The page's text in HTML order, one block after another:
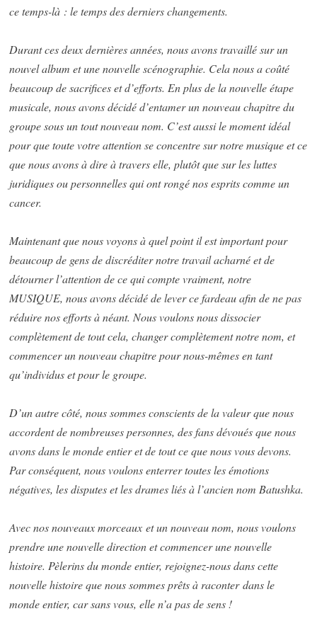
ce temps-là : le temps des derniers changements.
Durant ces deux dernières années, nous avons travaillé sur un
nouvel album et une nouvelle scénographie. Cela nous a coûté
beaucoup de sacrifices et d’efforts. En plus de la nouvelle étape
musicale, nous avons décidé d’entamer un nouveau chapitre du
groupe sous un tout nouveau nom. C’est aussi le moment idéal
pour que toute votre attention se concentre sur notre musique et ce
que nous avons à dire à travers elle, plutôt que sur les luttes
juridiques ou personnelles qui ont rongé nos esprits comme un
cancer.
Maintenant que nous voyons à quel point il est important pour
beaucoup de gens de discréditer notre travail acharné et de
détourner l’attention de ce qui compte vraiment, notre
MUSIQUE, nous avons décidé de lever ce fardeau afin de ne pas
réduire nos efforts à néant. Nous voulons nous dissocier
complètement de tout cela, changer complètement notre nom, et
commencer un nouveau chapitre pour nous-mêmes en tant
qu’individus et pour le groupe.
D’un autre côté, nous sommes conscients de la valeur que nous
accordent de nombreuses personnes, des fans dévoués que nous
avons dans le monde entier et de tout ce que nous vous devons.
Par conséquent, nous voulons enterrer toutes les émotions
négatives, les disputes et les drames liés à l’ancien nom Batushka.
Avec nos nouveaux morceaux et un nouveau nom, nous voulons
prendre une nouvelle direction et commencer une nouvelle
histoire. Pèlerins du monde entier, rejoignez-nous dans cette
nouvelle histoire que nous sommes prêts à raconter dans le
monde entier, car sans vous, elle n’a pas de sens !